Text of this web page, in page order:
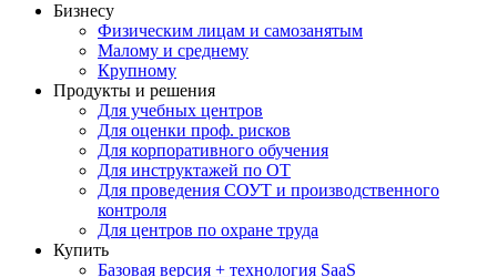
Бизнесу
Физическим лицам и самозанятым
Малому и среднему
Крупному
Продукты и решения
Для учебных центров
Для оценки проф. рисков
Для корпоративного обучения
Для инструктажей по ОТ
Для проведения СОУТ и производственного
контроля
Для центров по охране труда
Купить
Базовая версия + технология SaaS